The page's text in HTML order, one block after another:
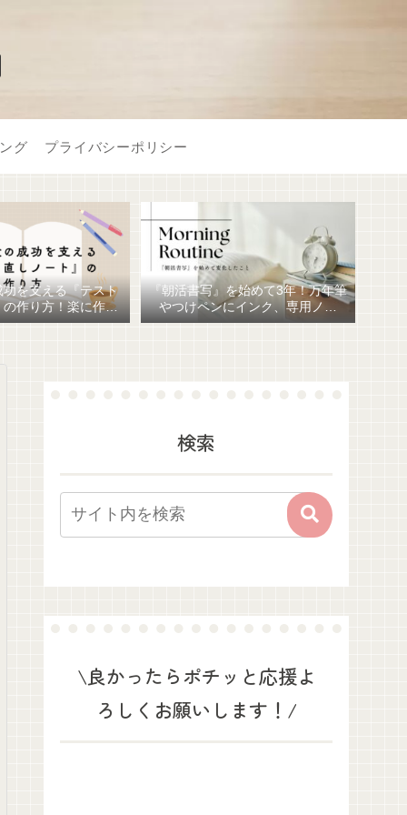
グ プライバシーポリシー
を支える『テスト
作り方！楽に作る
すすめ文房具6選！
『朝活書写』を始めて3年！万年筆
やつけペンにインク、専用ノー
ト、毎日が充実しています。
検索
\良かったらポチッと応援よ
ろしくお願いします！/